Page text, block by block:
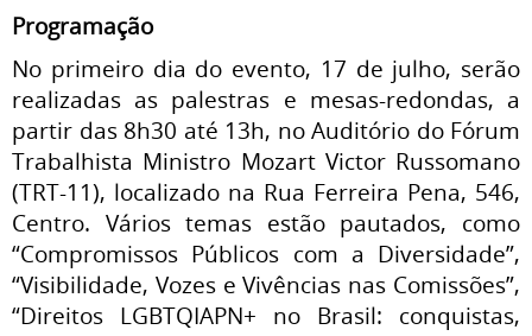
Programação
No primeiro dia do evento, 17 de julho, serão
realizadas as palestras e mesas-redondas, a
partir das 8h30 até 13h, no Auditório do Fórum
Trabalhista Ministro Mozart Victor Russomano
(TRT-11), localizado na Rua Ferreira Pena, 546,
Centro. Vários temas estão pautados, como
“Compromissos Públicos com a Diversidade”,
“Visibilidade, Vozes e Vivências nas Comissões”,
“Direitos LGBTQIAPN+ no Brasil: conquistas,